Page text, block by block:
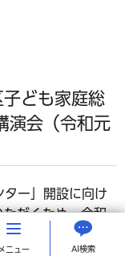
ニュー AI検索
ども家庭総
演会（令和元
ター」開設に向け
だくため、令和